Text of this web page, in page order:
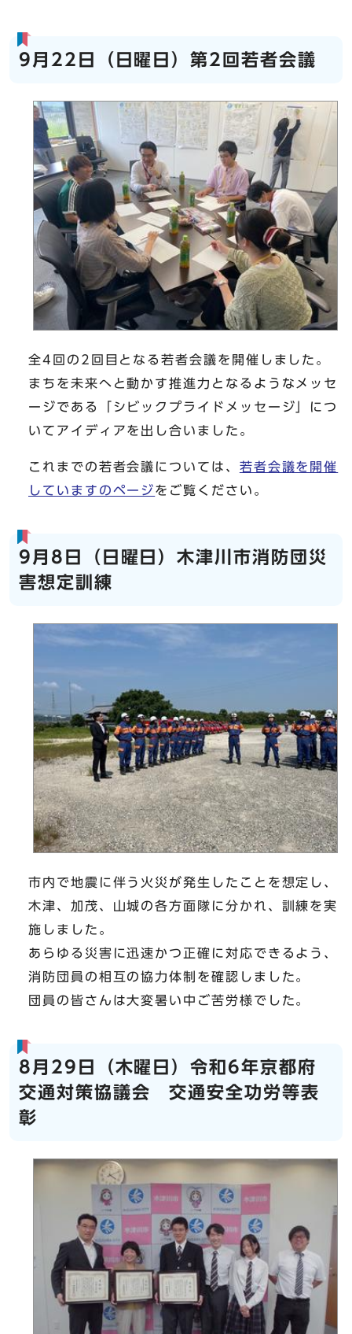
9月22日（日曜日）第2回若者会議
全4回の2回目となる若者会議を開催しました。
まちを未来へと動かす推進力となるようなメッセ
ージである「シビックプライドメッセージ」につ
いてアイディアを出し合いました。
これまでの若者会議については、 若者会議を開催
していますのページをご覧ください。
9月8日（日曜日）木津川市消防団災
害想定訓練
市内で地震に伴う火災が発生したことを想定し、
木津、加茂、山城の各方面隊に分かれ、訓練を実
施しました。
あらゆる災害に迅速かつ正確に対応できるよう、
消防団員の相互の協力体制を確認しました。
団員の皆さんは大変暑い中ご苦労様でした。
8月29日（木曜日）令和6年京都府
交通対策協議会 交通安全功労等表
彰